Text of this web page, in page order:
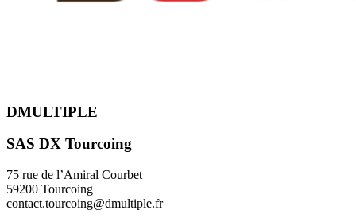
DMULTIPLE
SAS DX Tourcoing
75 rue de l’Amiral Courbet
59200 Tourcoing
contact.tourcoing@dmultiple.fr